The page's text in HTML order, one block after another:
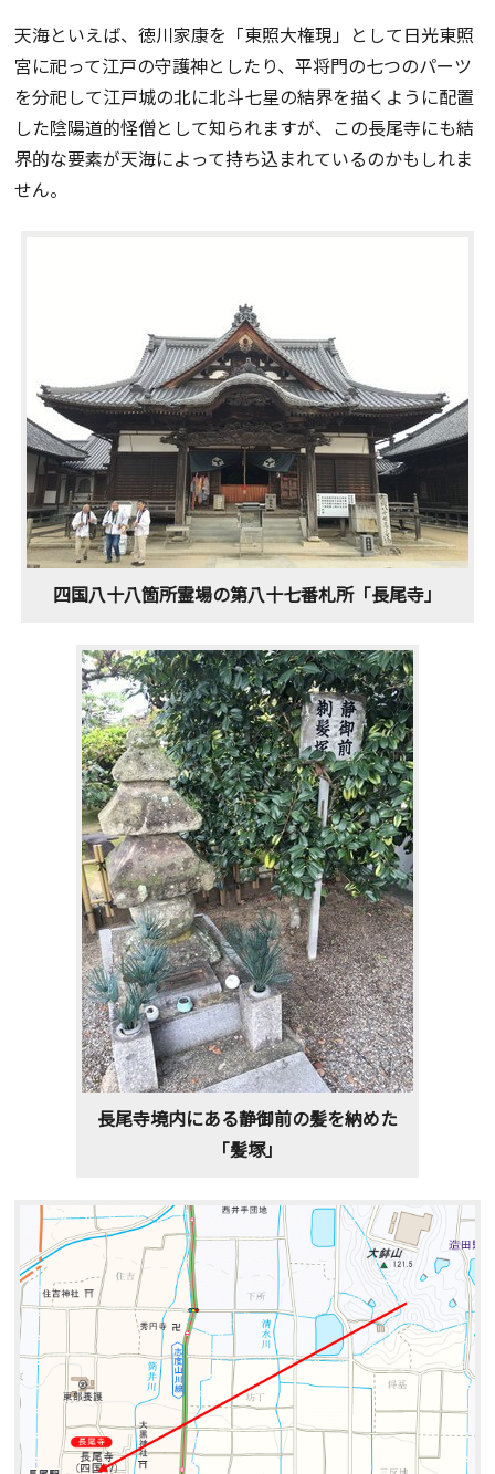
天海といえば、徳川家康を「東照大権現」として日光東照
宮に祀って江戸の守護神としたり、平将門の七つのパーツ
を分祀して江戸城の北に北斗七星の結界を描くように配置
した陰陽道的怪僧として知られますが、この長尾寺にも結
界的な要素が天海によって持ち込まれているのかもしれま
せん。
四国八十八箇所霊場の第八十七番札所「長尾寺」
長尾寺境内にある静御前の髪を納めた
「髪塚」